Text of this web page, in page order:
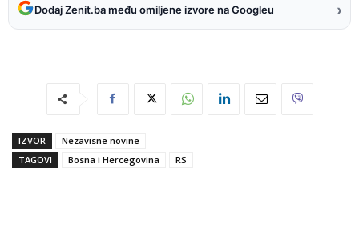
Dodaj Zenit.ba među omiljene izvore na Googleu ›
IZVOR
Nezavisne novine
TAGOVI
Bosna i Hercegovina RS